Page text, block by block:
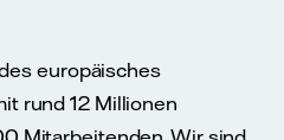
europäisches
rund 12 Millionen